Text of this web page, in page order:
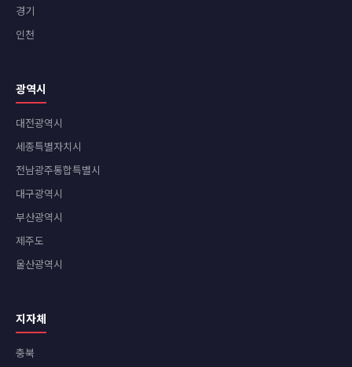
경기
인천
광역시
대전광역시
세종특별자치시
전남광주통합특별시
대구광역시
부산광역시
제주도
울산광역시
지자체
충북